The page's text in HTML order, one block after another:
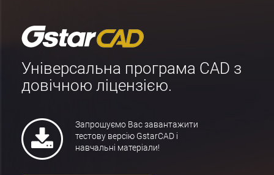
Універсальна програма CAD з
довічною ліцензією.
Запрошуємо Вас завантажити
тестову версію GstarCAD і
навчальні матеріали!